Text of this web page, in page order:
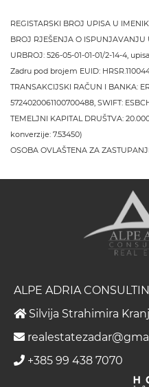
REGISTARSKI BROJ UPISA U
BROJ RJEŠENJA O ISPUNJAVANJU
URBROJ: 526-05-01-01-01/2-14-4,
Zadru pod brojem EUID:
TRANSAKCIJSKI RAČUN I BANKA:
5724020061100700488, SWIFT:
TEMELJNI KAPITAL DRUŠTVA:
konverzije: 7.53450)
OSOBA OVLAŠTENA ZA
ALPE ADRIA
Silvija Strahimira
+385 99 438 7070